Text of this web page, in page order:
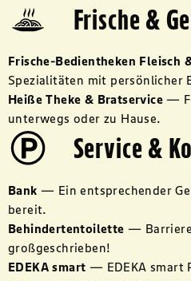
Frische &
Frische-Bedientheken Fleisch
Spezialitäten mit persönlicher
Heiße Theke & Bratservice —
unterwegs oder zu Hause.
Service &
Bank — Ein entsprechender
bereit.
Behindertentoilette —
großgeschrieben!
EDEKA smart — EDEKA smart